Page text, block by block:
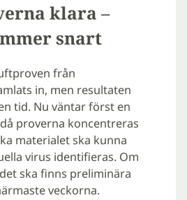
klara –
snart
från
in, men resultaten
tid. Nu väntar först en
proverna koncentreras
materialet ska kunna
virus identifieras. Om
ska finns preliminära
veckorna.